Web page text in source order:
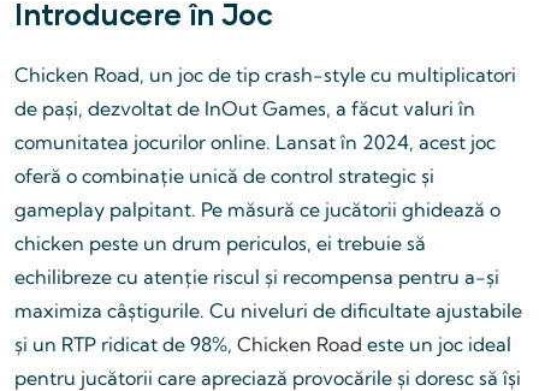
Introducere în Joc
Chicken Road, un joc de tip crash-style cu multiplicatori
de pași, dezvoltat de InOut Games, a făcut valuri în
comunitatea jocurilor online. Lansat în 2024, acest joc
oferă o combinație unică de control strategic și
gameplay palpitant. Pe măsură ce jucătorii ghidează o
chicken peste un drum periculos, ei trebuie să
echilibreze cu atenție riscul și recompensa pentru a-și
maximiza câștigurile. Cu niveluri de dificultate ajustabile
și un RTP ridicat de 98%, Chicken Road este un joc ideal
pentru jucătorii care apreciază provocările și doresc să își